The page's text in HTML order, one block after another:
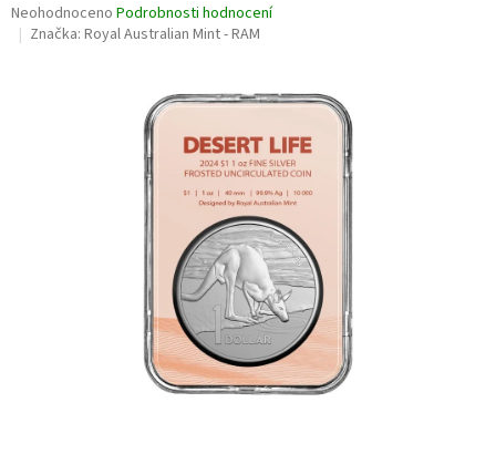
Průměrné
hodnocení
Neohodnoceno Podrobnosti hodnocení
Značka: Royal Australian Mint - RAM